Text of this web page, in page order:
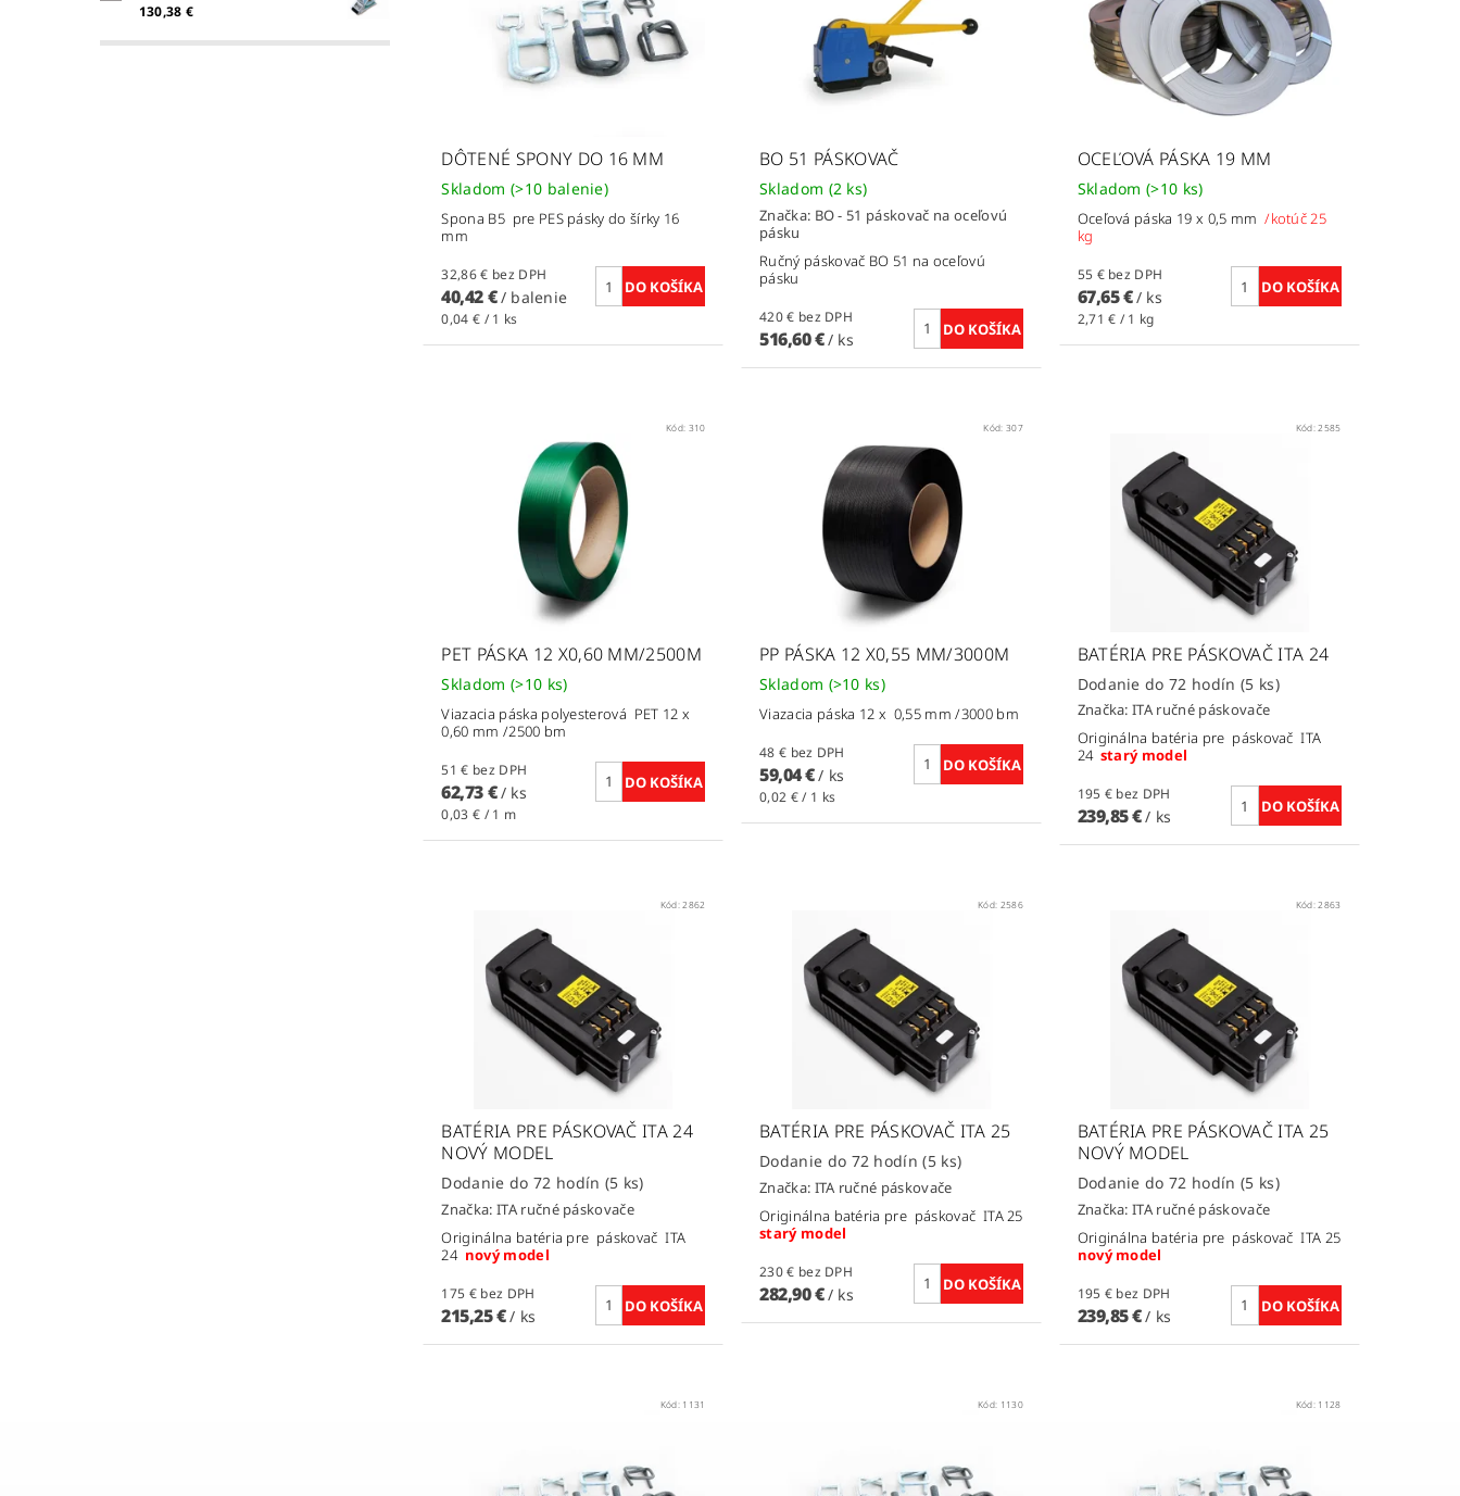
130,38 €
DÔTENÉ SPONY DO 16 MM
Skladom (>10 balenie)
Spona B5 pre PES pásky do šírky 16
mm
32,86 € bez DPH
40,42 €/ balenie
0,04 € / 1 ks
BO 51 PÁSKOVAČ
Skladom (2 ks)
Značka: BO - 51 páskovač na oceľovú
pásku
Ručný páskovač BO 51 na oceľovú
pásku
420 € bez DPH
516,60 €/ ks
OCEĽOVÁ PÁSKA 19 MM
Skladom(>10 ks)
Oceľová páska 19 x 0,5 mm/kotúč 25
kg
55 € bez DPH
67,65 €/ ks
2,71 € / 1 kg
Kód: 310
PET PÁSKA 12 X0,60 MM/2500M
Skladom (>10 ks)
Viazacia páska polyesterová PET 12 x
0,60 mm /2500 bm
51 € bez DPH
62,73 €/ ks
0,03 € / 1 m
Kód:307
PP PÁSKA 12 X0,55 MM/3000M
Skladom (>10 ks)
Viazacia páska 12 x 0,55 mm /3000 bm
48 € bez DPH
59,04 €/ ks
0,02 € / 1 ks
Kód:2585
BATÉRIA PRE PÁSKOVAČ ITA 24
Dodanie do 72 hodín (5 ks)
Značka:ITA ručné páskovače
Originálna batéria pre páskovač ITA
24 starý model
195 € bez DPH
239,85 €/ ks
Kód:2862
BATÉRIA PRE PÁSKOVAČ ITA 24
NOVÝ MODEL
Dodanie do 72 hodín (5 ks)
Značka: ITA ručné páskovače
Originálna batéria pre páskovač ITA
24 nový model
175 € bez DPH
215,25 €/ ks
Kód: 2586
BATÉRIA PRE PÁSKOVAČ ITA 25
Dodanie do 72 hodín(5 ks)
Značka: ITA ručné páskovače
Originálna batéria pre páskovač ITA 25
starý model
230 € bez DPH
282,90 €/ ks
Kód:2863
BATÉRIA PRE PÁSKOVAČ ITA 25
NOVÝ MODEL
Dodanie do 72 hodín (5 ks)
Značka:ITA ručné páskovače
Originálna batéria pre páskovač ITA 25
nový model
195 € bez DPH
239,85 €/ ks
Kód: 1131 Kód: 1130 Kód: 1128